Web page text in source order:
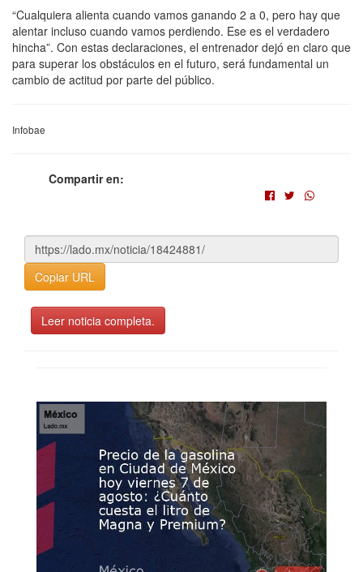
“Cualquiera alienta cuando vamos ganando 2 a 0, pero hay que
alentar incluso cuando vamos perdiendo. Ese es el verdadero
hincha”. Con estas declaraciones, el entrenador dejó en claro que
para superar los obstáculos en el futuro, será fundamental un
cambio de actitud por parte del público.
Infobae
Compartir en:
Copiar URL
Leer noticia completa.